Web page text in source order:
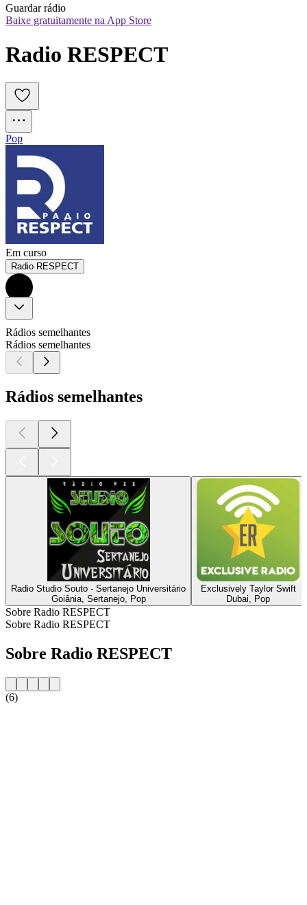
Guardar rádio
Baixe gratuitamente na App Store
Radio RESPECT
Pop
Em curso
Radio RESPECT
Rádios semelhantes
Rádios semelhantes
Rádios semelhantes
Radio Studio Souto - Sertanejo Universitário
Goiânia, Sertanejo, Pop
Exclusively Taylor Swift
Dubai, Pop
Sobre Radio RESPECT
Sobre Radio RESPECT
Sobre Radio RESPECT
(6)